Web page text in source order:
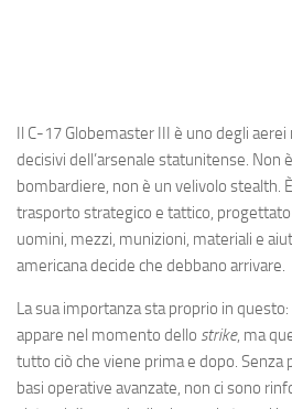
Incidenti
Industria
Eventi
Il C-17 Globemaster III è uno degli
decisivi dell’arsenale statunitense. Non
bombardiere, non è un velivolo stealth.
trasporto strategico e tattico,
uomini, mezzi, munizioni, materiali e
americana decide che debbano arrivare.
La sua importanza sta proprio in questo:
appare nel momento dello strike, ma
tutto ciò che viene prima e dopo. Senza
basi operative avanzate, non ci sono